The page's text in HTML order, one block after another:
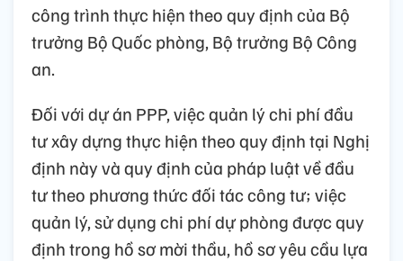
công trình thực hiện theo quy định của Bộ
trưởng Bộ Quốc phòng, Bộ trưởng Bộ Công
an.
Đối với dự án PPP, việc quản lý chi phí đầu
tư xây dựng thực hiện theo quy định tại Nghị
định này và quy định của pháp luật về đầu
tư theo phương thức đối tác công tư; việc
quản lý, sử dụng chi phí dự phòng được quy
định trong hồ sơ mời thầu, hồ sơ yêu cầu lựa